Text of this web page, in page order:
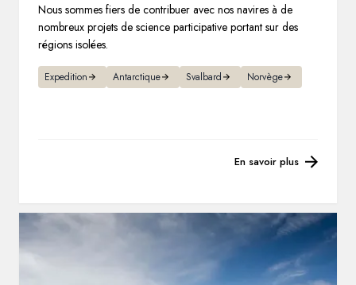
Nous sommes fiers de contribuer avec nos navires à de
nombreux projets de science participative portant sur des
régions isolées.
Expedition Antarctique Svalbard Norvège
En savoir plus